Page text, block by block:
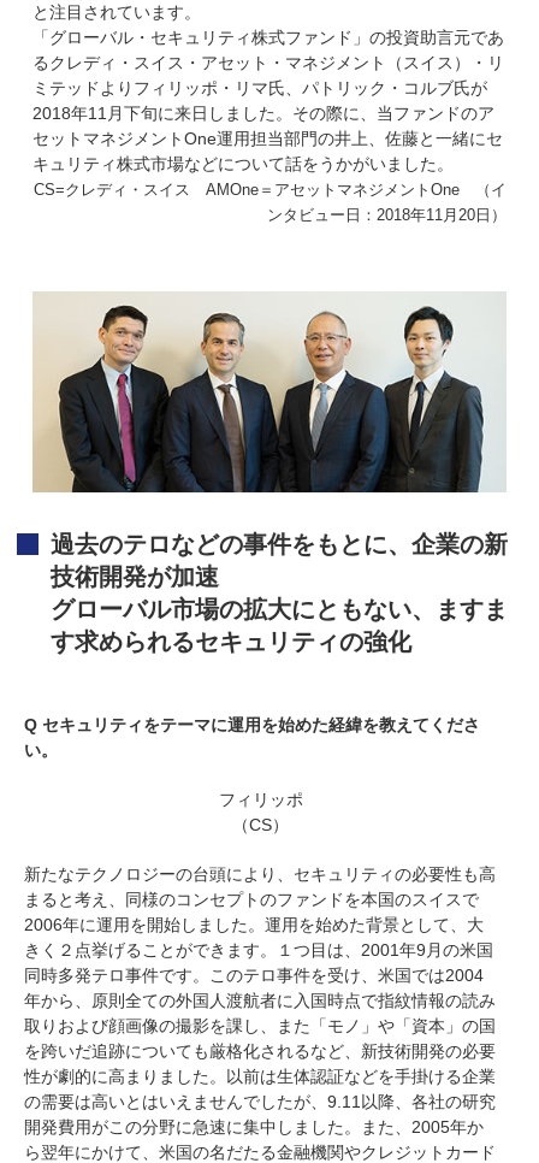
と注目されています。
「グローバル・セキュリティ株式ファンド」の投資助言元であ
るクレディ・スイス・アセット・マネジメント（スイス）・リ
ミテッドよりフィリッポ・リマ氏、パトリック・コルブ氏が
2018年11月下旬に来日しました。その際に、当ファンドのア
セットマネジメントOne運用担当部門の井上、佐藤と一緒にセ
キュリティ株式市場などについて話をうかがいました。
CS=クレディ・スイス AMOne＝アセットマネジメントOne （イ
ンタビュー日：2018年11月20日）
過去のテロなどの事件をもとに、企業の新
技術開発が加速
グローバル市場の拡大にともない、ますま
す求められるセキュリティの強化
Q セキュリティをテーマに運用を始めた経緯を教えてくださ
い。
フィリッポ
（CS）
新たなテクノロジーの台頭により、セキュリティの必要性も高
まると考え、同様のコンセプトのファンドを本国のスイスで
2006年に運用を開始しました。運用を始めた背景として、大
きく２点挙げることができます。１つ目は、2001年9月の米国
同時多発テロ事件です。このテロ事件を受け、米国では2004
年から、原則全ての外国人渡航者に入国時点で指紋情報の読み
取りおよび顔画像の撮影を課し、また「モノ」や「資本」の国
を跨いだ追跡についても厳格化されるなど、新技術開発の必要
性が劇的に高まりました。以前は生体認証などを手掛ける企業
の需要は高いとはいえませんでしたが、9.11以降、各社の研究
開発費用がこの分野に急速に集中しました。また、2005年か
ら翌年にかけて、米国の名だたる金融機関やクレジットカード